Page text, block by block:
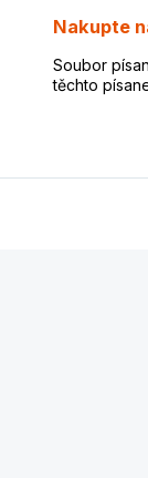
Nakupte
Soubor
těchto